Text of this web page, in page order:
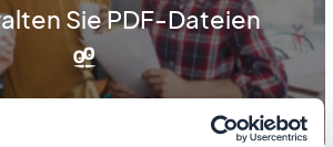
Sie PDF-Dateien